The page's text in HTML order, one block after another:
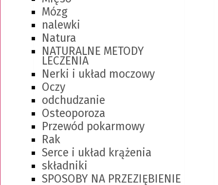
Mózg
nalewki
Natura
NATURALNE METODY
LECZENIA
Nerki i układ moczowy
Oczy
odchudzanie
Osteoporoza
Przewód pokarmowy
Rak
Serce i układ krążenia
składniki
SPOSOBY NA PRZEZIĘBIENIE